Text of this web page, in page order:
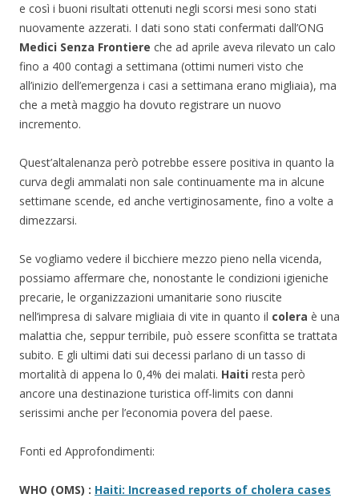
e così i buoni risultati ottenuti negli scorsi mesi sono stati
nuovamente azzerati. I dati sono stati confermati dall’ONG
Medici Senza Frontiere che ad aprile aveva rilevato un calo
fino a 400 contagi a settimana (ottimi numeri visto che
all’inizio dell’emergenza i casi a settimana erano migliaia), ma
che a metà maggio ha dovuto registrare un nuovo
incremento.
Quest’altalenanza però potrebbe essere positiva in quanto la
curva degli ammalati non sale continuamente ma in alcune
settimane scende, ed anche vertiginosamente, fino a volte a
dimezzarsi.
Se vogliamo vedere il bicchiere mezzo pieno nella vicenda,
possiamo affermare che, nonostante le condizioni igieniche
precarie, le organizzazioni umanitarie sono riuscite
nell’impresa di salvare migliaia di vite in quanto il colera è una
malattia che, seppur terribile, può essere sconfitta se trattata
subito. E gli ultimi dati sui decessi parlano di un tasso di
mortalità di appena lo 0,4% dei malati. Haiti resta però
ancore una destinazione turistica off-limits con danni
serissimi anche per l’economia povera del paese.
Fonti ed Approfondimenti:
WHO (OMS) : Haiti: Increased reports of cholera cases